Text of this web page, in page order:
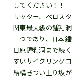
してください！！
リッター、ベロス
関東最大級の鍾乳
一つであり、日本
日原鍾乳洞まで続
すいサイクリング
結構きつい上り坂が